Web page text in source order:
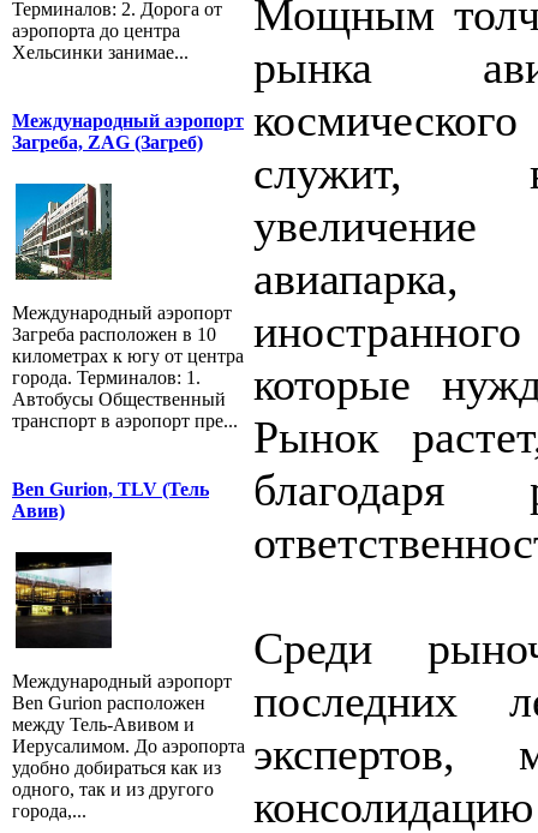
Терминалов: 2. Дорога от
аэропорта до центра
Хельсинки занимае...
Международный аэропорт
Загреба, ZAG (Загреб)
Международный аэропорт
Загреба расположен в 10
километрах к югу от центра
города. Терминалов: 1.
Автобусы Общественный
транспорт в аэропорт пре...
Ben Gurion, TLV (Тель
Авив)
Международный аэропорт
Ben Gurion расположен
между Тель-Авивом и
Иерусалимом. До аэропорта
удобно добираться как из
одного, так и из другого
города,...
Мощным
рынка
служит,
увеличение
которые
Рынок
благодаря
Среди
последних
экспертов,